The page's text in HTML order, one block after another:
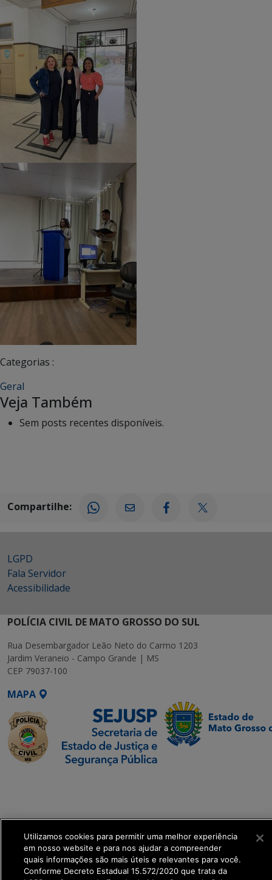
Categorias :
Geral
Veja Também
Sem posts recentes disponíveis.
Compartilhe:
LGPD
Fala Servidor
Acessibilidade
POLÍCIA CIVIL DE MATO GROSSO DO SUL
Rua Desembargador Leão Neto do Carmo 1203
Jardim Veraneio - Campo Grande | MS
CEP 79037-100
MAPA
get_footer();
Utilizamos cookies para permitir uma melhor experiência
em nosso website e para nos ajudar a compreender
quais informações são mais úteis e relevantes para você.
Conforme Decreto Estadual 15.572/2020 que trata da